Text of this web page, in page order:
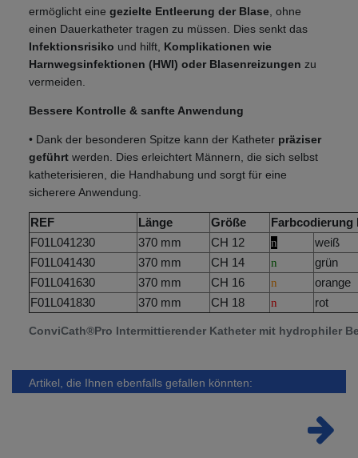
ermöglicht eine gezielte Entleerung der Blase , ohne
einen Dauerkatheter tragen zu müssen. Dies senkt das
Infektionsrisiko und hilft, Komplikationen wie
Harnwegsinfektionen (HWI) oder Blasenreizungen zu
vermeiden.
Bessere Kontrolle & sanfte Anwendung
• Dank der besonderen Spitze kann der Katheter präziser
geführt werden. Dies erleichtert Männern, die sich selbst
katheterisieren, die Handhabung und sorgt für eine
sicherere Anwendung.
ConviCath®Pro Intermittierender Katheter mit hydrophiler
REF Länge Größe
Farbcodierung
F01L041230
370 mm CH 12 n
weiß
F01L041430
370 mm CH 14 n
grün
F01L041630
370 mm CH 16 n
orange
F01L041830
370 mm CH 18 n rot
Artikel, die Ihnen ebenfalls gefallen könnten: